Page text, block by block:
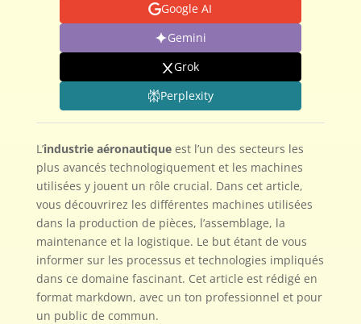
Google AI
Gemini
Grok
Perplexity
L’industrie aéronautiqueest l’un des secteurs les
plus avancés technologiquement et les machines
utilisées y jouent un rôle crucial. Dans cet article,
vous découvrirez les différentes machines utilisées
dans la production de pièces, l’assemblage, la
maintenance et la logistique. Le but étant de vous
informer sur les processus et technologies impliqués
dans ce domaine fascinant. Cet article est rédigé en
format markdown, avec un ton professionnel et pour
un public de commun.